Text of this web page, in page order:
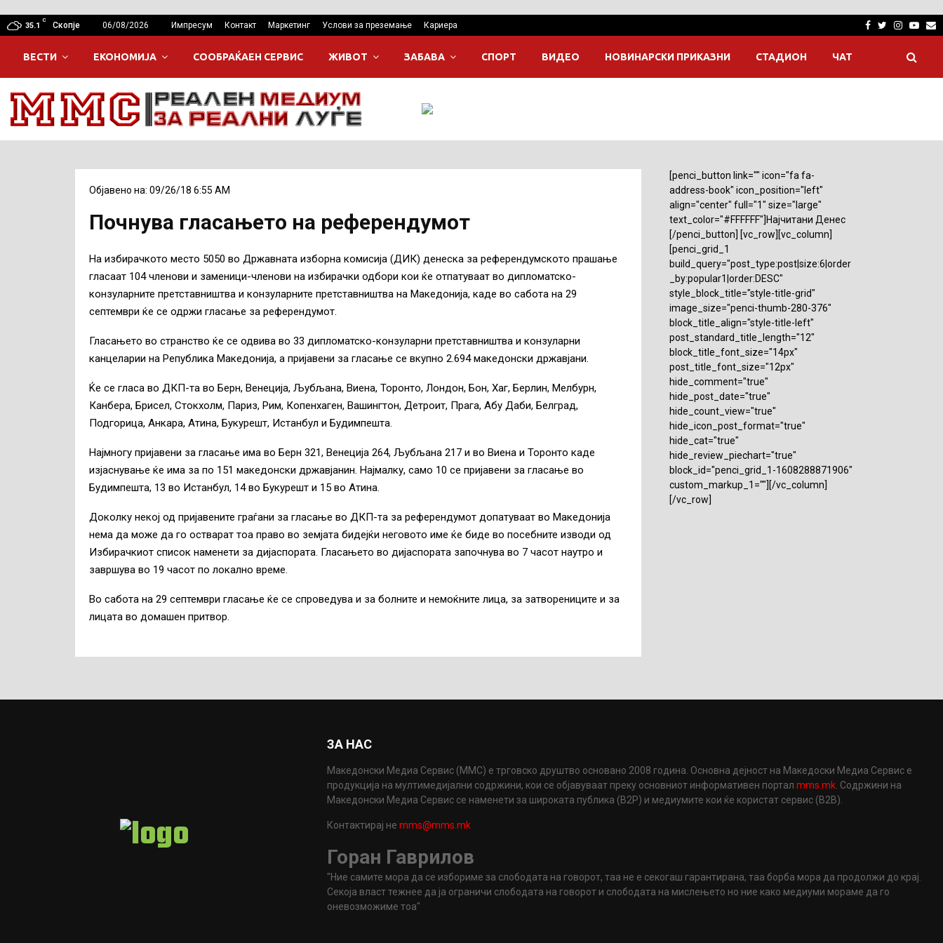
35.1
C
Скопје 06/08/2026 Импресум Контакт Маркетинг Услови за преземање Кариера Facebook
Twitter
ВЕСТИ ЕКОНОМИЈА СООБРАЌАЕН СЕРВИС ЖИВОТ ЗАБАВА СПОРТ ВИДЕО НОВИНАРСКИ ПРИКАЗНИ СТАДИОН ЧАТ
Објавено на: 09/26/18 6:55 AM
Почнува гласањето на референдумот
На избирачкото место 5050 во Државната изборна комисија (ДИК) денеска за референдумското прашање
гласаат 104 членови и заменици-членови на избирачки одбори кои ќе отпатуваат во дипломатско-
конзуларните претставништва и конзуларните претставништва на Македонија, каде во сабота на 29
септември ќе се одржи гласање за референдумот.
Гласањето во странство ќе се одвива во 33 дипломатско-конзуларни претставништва и конзуларни
канцеларии на Република Македонија, а пријавени за гласање се вкупно 2.694 македонски државјани.
Ќе се гласа во ДКП-та во Берн, Венеција, Љубљана, Виена, Торонто, Лондон, Бон, Хаг, Берлин, Мелбурн,
Канбера, Брисел, Стокхолм, Париз, Рим, Копенхаген, Вашингтон, Детроит, Прага, Абу Даби, Белград,
Подгорица, Анкара, Атина, Букурешт, Истанбул и Будимпешта.
Најмногу пријавени за гласање има во Берн 321, Венеција 264, Љубљана 217 и во Виена и Торонто каде
изјаснување ќе има за по 151 македонски државјанин. Најмалку, само 10 се пријавени за гласање во
Будимпешта, 13 во Истанбул, 14 во Букурешт и 15 во Атина.
Доколку некој од пријавените граѓани за гласање во ДКП-та за референдумот допатуваат во Македонија
нема да може да го остварат тоа право во земјата бидејќи неговото име ќе биде во посебните изводи од
Избирачкиот список наменети за дијаспората. Гласањето во дијаспората започнува во 7 часот наутро и
завршува во 19 часот по локално време.
Во сабота на 29 септември гласање ќе се спроведува и за болните и немоќните лица, за затворениците и за
лицата во домашен притвор.
[penci_button link="" icon="fa fa-
address-book" icon_position="left"
align="center" full="1" size="large"
text_color="#FFFFFF"]Најчитани Денес
[/penci_button] [vc_row][vc_column]
[penci_grid_1
build_query="post_type:post|size:6|order
_by:popular1|order:DESC"
style_block_title="style-title-grid"
image_size="penci-thumb-280-376"
block_title_align="style-title-left"
post_standard_title_length="12"
block_title_font_size="14px"
post_title_font_size="12px"
hide_comment="true"
hide_post_date="true"
hide_count_view="true"
hide_icon_post_format="true"
hide_cat="true"
hide_review_piechart="true"
block_id="penci_grid_1-1608288871906"
custom_markup_1=""][/vc_column]
[/vc_row]
ЗА НАС
Македонски Медиа Сервис (ММС) е трговско друштво основано 2008 година. Основна дејност на Македоски Медиа Сервис е
продукција на мултимедијални содржини, кои се објавуваат преку основниот информативен порталmms.mk. Содржини на
Македонски Медиа Сервис се наменети за широката публика (B2P) и медиумите кои ќе користат сервис (B2B).
Контактирај неmms@mms.mk
Горан Гаврилов
"Ние самите мора да се избориме за слободата на говорот, таа не е секогаш гарантирана, таа борба мора да продолжи до крај.
Секоја власт тежнее да ја ограничи слободата на говорот и слободата на мислењето но ние како медиуми мораме да го
оневозможиме тоа"